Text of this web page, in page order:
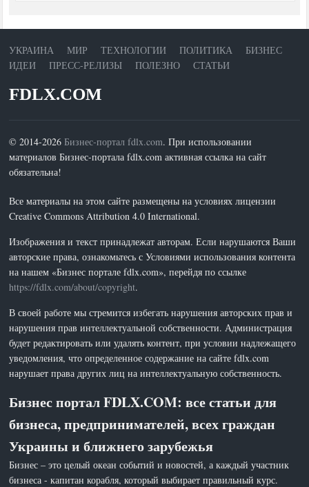
УКРАИНА МИР ТЕХНОЛОГИИ ПОЛИТИКА
БИЗНЕС
ИДЕИ
ПРЕСС-РЕЛИЗЫ ПОЛЕЗНО СТАТЬИ
FDLX.COM
© 2014-2026Бизнес-портал fdlx.com. При использовании
материалов Бизнес-портала fdlx.com активная ссылка на сайт
обязательна!
Все материалы на этом сайте размещены на условиях лицензии
Creative Commons Attribution 4.0 International.
Изображения и текст принадлежат авторам. Если нарушаются Ваши
авторские права, ознакомьтесь с Условиями использования контента
на нашем «Бизнес портале fdlx.com», перейдя по ссылке
https://fdlx.com/about/copyright.
В своей работе мы стремится избегать нарушения авторских прав и
нарушения прав интеллектуальной собственности. Администрация
будет редактировать или удалять контент, при условии надлежащего
уведомления, что определенное содержание на сайте fdlx.com
нарушает права других лиц на интеллектуальную собственность.
Бизнес портал FDLX.COM: все статьи для
бизнеса, предпринимателей, всех граждан
Украины и ближнего зарубежья
Бизнес – это целый океан событий и новостей, а каждый участник
бизнеса - капитан корабля, который выбирает правильный курс.